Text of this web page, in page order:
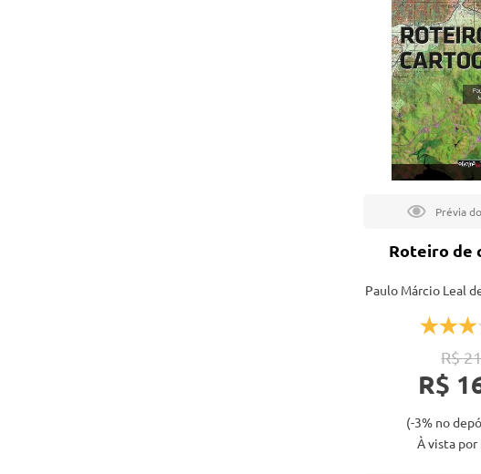
Pavimentação
Saneamento
Roteiro de
Paulo Márcio Leal
R$
R$
(-3% no
À vista por